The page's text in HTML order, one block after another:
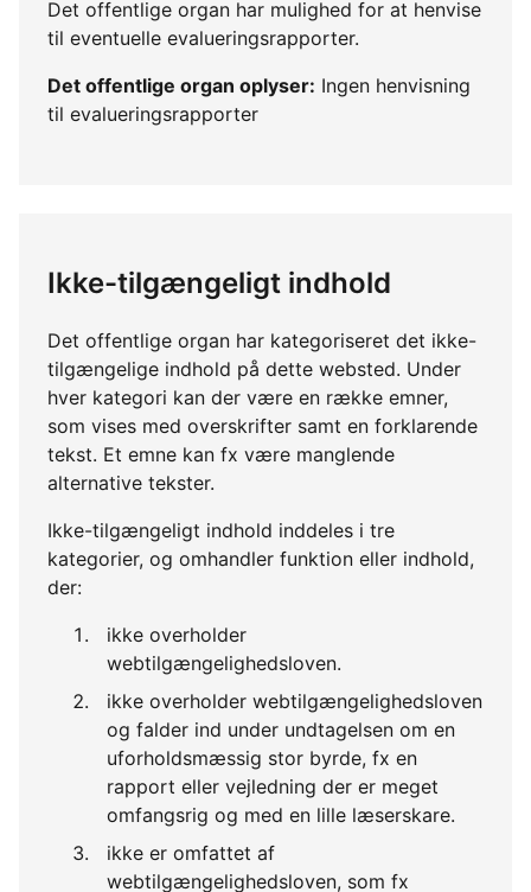
Det offentlige organ har mulighed for at henvise
til eventuelle evalueringsrapporter.
Det offentlige organ oplyser: Ingen henvisning
til evalueringsrapporter
Ikke-tilgængeligt indhold
Det offentlige organ har kategoriseret det ikke-
tilgængelige indhold på dette websted. Under
hver kategori kan der være en række emner,
som vises med overskrifter samt en forklarende
tekst. Et emne kan fx være manglende
alternative tekster.
Ikke-tilgængeligt indhold inddeles i tre
kategorier, og omhandler funktion eller indhold,
der:
ikke overholder
webtilgængelighedsloven.
ikke overholder webtilgængelighedsloven
og falder ind under undtagelsen om en
uforholdsmæssig stor byrde, fx en
rapport eller vejledning der er meget
omfangsrig og med en lille læserskare.
ikke er omfattet af
webtilgængelighedsloven, som fx